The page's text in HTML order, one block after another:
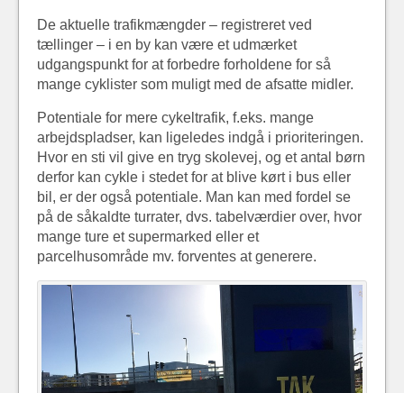
De aktuelle trafikmængder – registreret ved
tællinger – i en by kan være et udmærket
udgangspunkt for at forbedre forholdene for så
mange cyklister som muligt med de afsatte midler.
Potentiale for mere cykeltrafik, f.eks. mange
arbejdspladser, kan ligeledes indgå i prioriteringen.
Hvor en sti vil give en tryg skolevej, og et antal børn
derfor kan cykle i stedet for at blive kørt i bus eller
bil, er der også potentiale. Man kan med fordel se
på de såkaldte turrater, dvs. tabelværdier over, hvor
mange ture et supermarked eller et
parcelhusområde mv. forventes at generere.